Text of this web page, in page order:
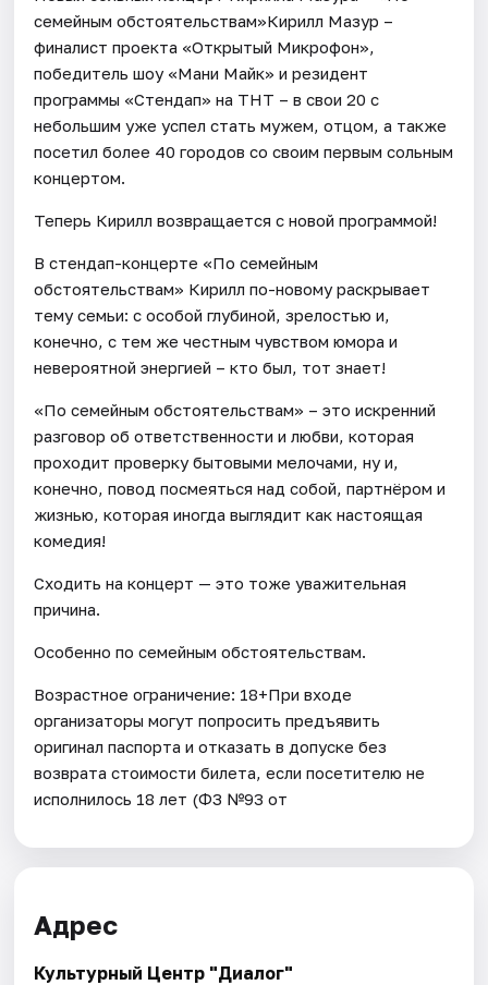
семейным обстоятельствам»Кирилл Мазур –
финалист проекта «Открытый Микрофон»,
победитель шоу «Мани Майк» и резидент
программы «Стендап» на ТНТ – в свои 20 с
небольшим уже успел стать мужем, отцом, а также
посетил более 40 городов со своим первым сольным
концертом.
Теперь Кирилл возвращается с новой программой!
В стендап-концерте «По семейным
обстоятельствам» Кирилл по-новому раскрывает
тему семьи: с особой глубиной, зрелостью и,
конечно, с тем же честным чувством юмора и
невероятной энергией – кто был, тот знает!
«По семейным обстоятельствам» – это искренний
разговор об ответственности и любви, которая
проходит проверку бытовыми мелочами, ну и,
конечно, повод посмеяться над собой, партнёром и
жизнью, которая иногда выглядит как настоящая
комедия!
Сходить на концерт — это тоже уважительная
причина.
Особенно по семейным обстоятельствам.
Возрастное ограничение: 18+При входе
организаторы могут попросить предъявить
оригинал паспорта и отказать в допуске без
возврата стоимости билета, если посетителю не
исполнилось 18 лет (ФЗ №93 от
Адрес
Культурный Центр "Диалог"